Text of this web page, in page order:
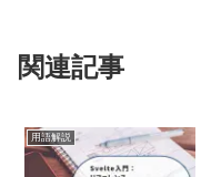
関連記事
用語解説